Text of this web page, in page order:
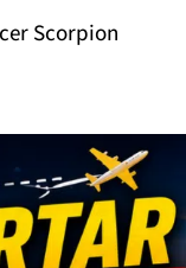
Scorpion